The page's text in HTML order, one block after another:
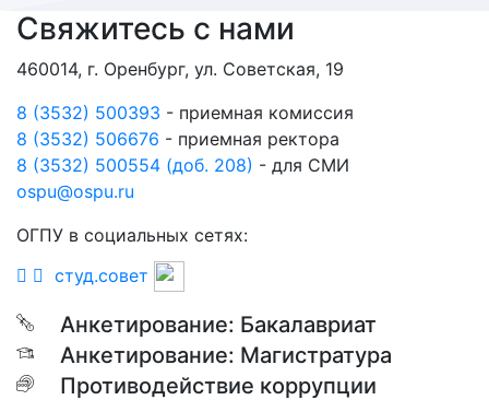
Свяжитесь с нами
460014, г. Оренбург, ул. Советская, 19
8 (3532) 500393 - приемная комиссия
8 (3532) 506676 - приемная ректора
8 (3532) 500554 (доб. 208) - для СМИ
ospu@ospu.ru
ОГПУ в социальных сетях:
студ.совет
Анкетирование: Бакалавриат
Анкетирование: Магистратура
Противодействие коррупции